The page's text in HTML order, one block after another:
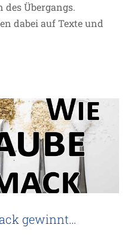
des Übergangs.
dabei auf Texte und
gewinnt…
mit der